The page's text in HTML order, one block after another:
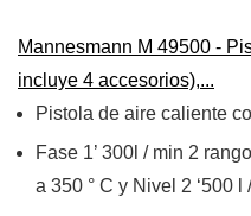
Mannesmann M 49500 -
incluye 4 accesorios),...
Pistola de aire caliente
Fase 1’ 300l / min 2
a 350 ° C y Nivel 2 ‘500 l